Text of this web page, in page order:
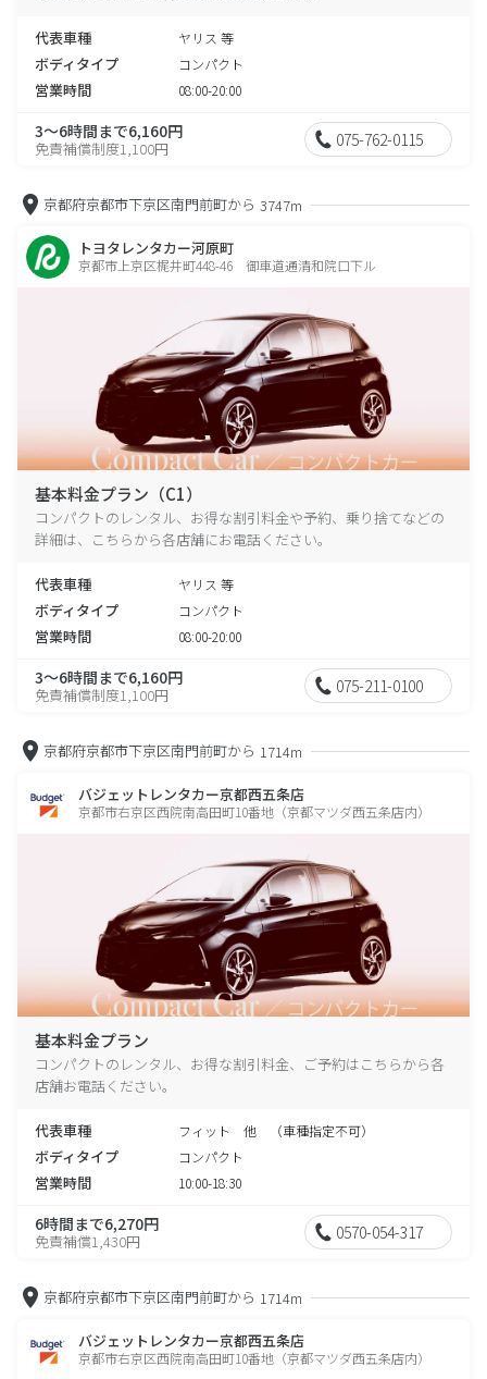
代表車種 ヤリス 等
ボディタイプ コンパクト
営業時間 08:00-20:00
3～6時間まで6,160円
免責補償制度1,100円 075-762-0115
京都府京都市下京区南門前町から 3747m
トヨタレンタカー河原町
京都市上京区梶井町448-46 御車道通清和院口下ル
基本料金プラン（C1）
コンパクトのレンタル、お得な割引料金や予約、乗り捨てなどの
詳細は、こちらから各店舗にお電話ください。
代表車種 ヤリス 等
ボディタイプ コンパクト
営業時間 08:00-20:00
3～6時間まで6,160円
免責補償制度1,100円 075-211-0100
京都府京都市下京区南門前町から 1714m
バジェットレンタカー京都西五条店
京都市右京区西院南高田町10番地（京都マツダ西五条店内）
基本料金プラン
コンパクトのレンタル、お得な割引料金、ご予約はこちらから各
店舗お電話ください。
代表車種 フィット 他 （車種指定不可）
ボディタイプ コンパクト
営業時間 10:00-18:30
6時間まで6,270円
免責補償1,430円 0570-054-317
京都府京都市下京区南門前町から 1714m
バジェットレンタカー京都西五条店
京都市右京区西院南高田町10番地（京都マツダ西五条店内）